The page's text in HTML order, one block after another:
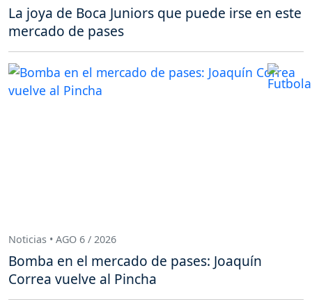
La joya de Boca Juniors que puede irse en este
mercado de pases
Noticias • AGO 6 / 2026
Bomba en el mercado de pases: Joaquín
Correa vuelve al Pincha